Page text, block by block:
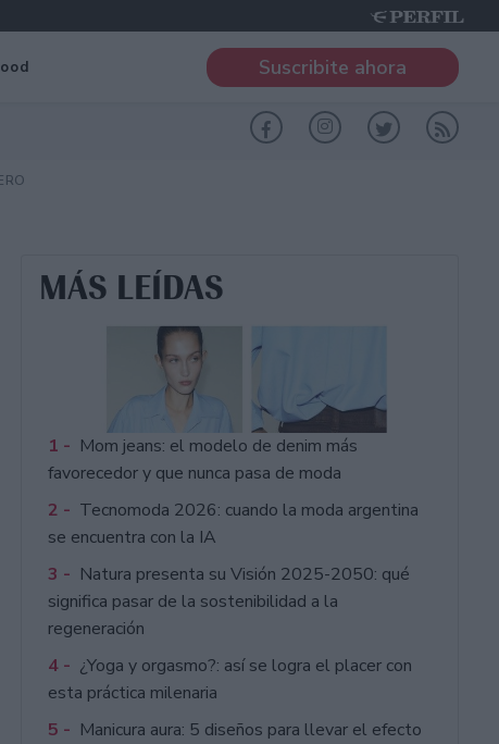
Suscribite ahora
MÁS LEÍDAS
1 - Mom jeans: el modelo de denim más
favorecedor y que nunca pasa de moda
2 - Tecnomoda 2026: cuando la moda argentina
se encuentra con la IA
3 - Natura presenta su Visión 2025-2050: qué
significa pasar de la sostenibilidad a la
regeneración
4 - ¿Yoga y orgasmo?: así se logra el placer con
esta práctica milenaria
5 - Manicura aura: 5 diseños para llevar el efecto